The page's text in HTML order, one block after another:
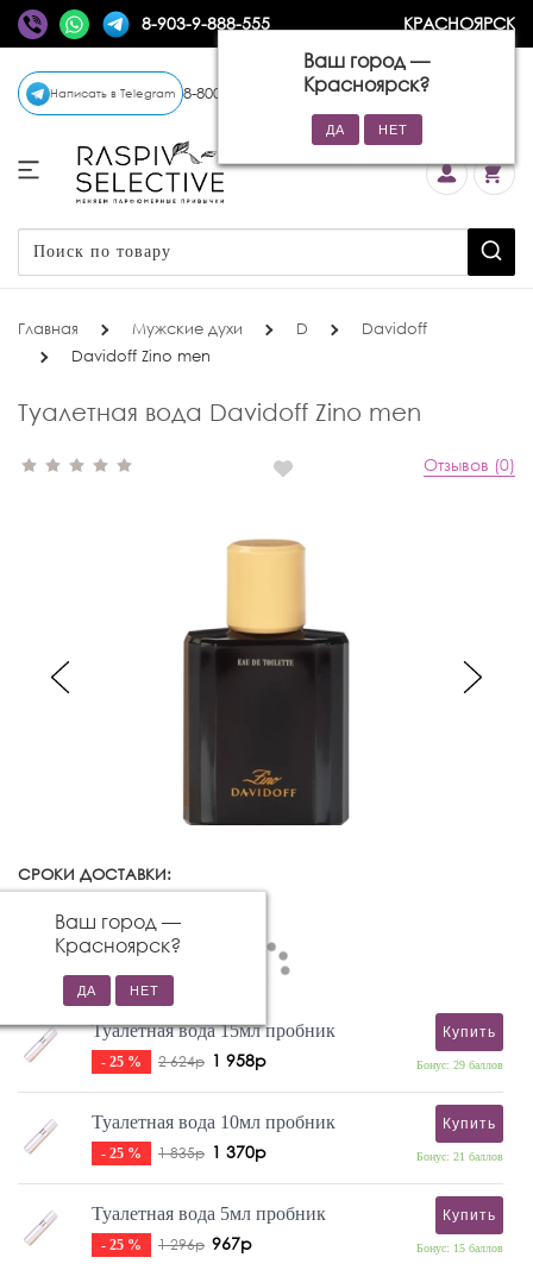
8-903-9-888-555 КРАСНОЯРСК
Ваш город —
Красноярск?
Написать в Telegram 8-800-770-72-34 (бесплатно)
Главная Мужские духи D
Davidoff
Davidoff Zino men
Туалетная вода Davidoff Zino men
Отзывов (0)
СРОКИ ДОСТАВКИ:
Ваш город —
Красноярск?
Туалетная вода 15мл пробник
- 25 % 2 624р 1 958р
Купить
Бонус: 29 баллов
Туалетная вода 10мл пробник
- 25 % 1 835р 1 370р
Купить
Бонус: 21 баллов
Туалетная вода 5мл пробник
- 25 % 1 296р 967р
Купить
Бонус: 15 баллов